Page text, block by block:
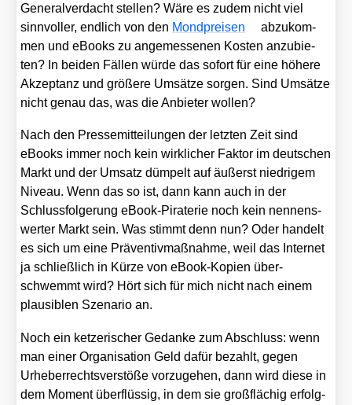
Gene­ral­ver­dacht stel­len? Wäre es zudem nicht viel
sinn­vol­ler, end­lich von den Mond­prei­sen
abzu­kom­
men und eBooks zu ange­mes­se­nen Kos­ten anzu­bie­
ten? In bei­den Fäl­len wür­de das sofort für eine höhe­re
Akzep­tanz und grö­ße­re Umsät­ze sor­gen. Sind Umsät­ze
nicht genau das, was die Anbie­ter wol­len?
Nach den Pres­se­mit­tei­lun­gen der letz­ten Zeit sind
eBooks immer noch kein wirk­li­cher Fak­tor im deut­schen
Markt und der Umsatz düm­pelt auf äußerst nied­ri­gem
Niveau. Wenn das so ist, dann kann auch in der
Schluss­fol­ge­rung eBook-Pira­te­rie noch kein nen­nens­
wer­ter Markt sein. Was stimmt denn nun? Oder han­delt
es sich um eine Prä­ven­tiv­maß­nah­me, weil das Inter­net
ja schließ­lich in Kür­ze von eBook-Kopien über­
schwemmt wird? Hört sich für mich nicht nach einem
plau­si­blen Sze­na­rio an.
Noch ein ket­ze­ri­scher Gedan­ke zum Abschluss: wenn
man einer Orga­ni­sa­ti­on Geld dafür bezahlt, gegen
Urhe­ber­rechts­ver­stö­ße vor­zu­ge­hen, dann wird die­se in
dem Moment über­flüs­sig, in dem sie groß­flä­chig erfolg­